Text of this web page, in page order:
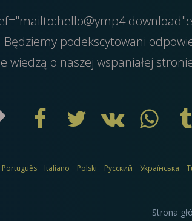
Będziemy podekscytowani
wiedzą o naszej wspaniałej
Português Italiano Polski Русский Українська
Strona